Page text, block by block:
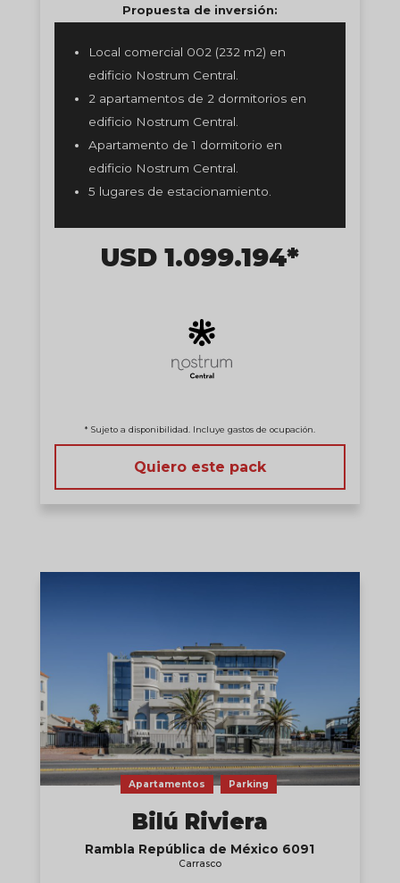
Propuesta de inversión:
Local comercial 002 (232 m2) en
edificio Nostrum Central.
2 apartamentos de 2 dormitorios en
edificio Nostrum Central.
Apartamento de 1 dormitorio en
edificio Nostrum Central.
5 lugares de estacionamiento.
USD 1.099.194*
* Sujeto a disponibilidad. Incluye gastos de ocupación.
Quiero este pack
Apartamentos Parking
Bilú Riviera
Rambla República de México 6091
Carrasco